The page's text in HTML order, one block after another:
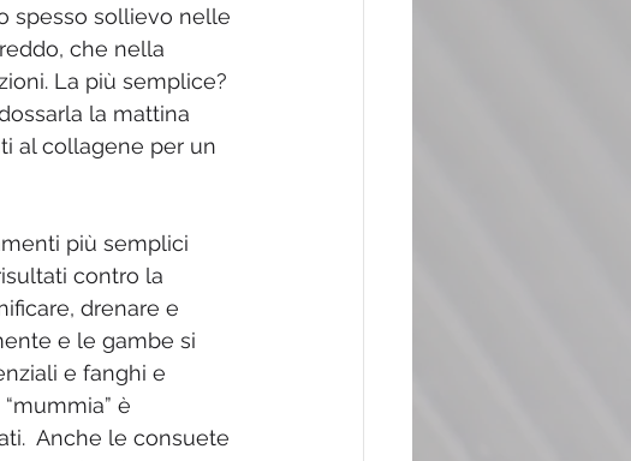
spesso sollievo nelle
che nella
La più semplice?
la mattina
al collagene per un
più semplici
contro la
drenare e
e le gambe si
e fanghi e
è
Anche le consuete